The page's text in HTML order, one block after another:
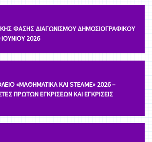
ΦΑΣΗΣ ΔΙΑΓΩΝΙΣΜΟΥ ΔΗΜΟΣΙΟΓΡΑΦΙΚΟΥ
2026
«ΜΑΘΗΜΑΤΙΚΑ ΚΑΙ STEAME» 2026 –
ΠΡΩΤΩΝ ΕΓΚΡΙΣΕΩΝ ΚΑΙ ΕΓΚΡΙΣΕΙΣ